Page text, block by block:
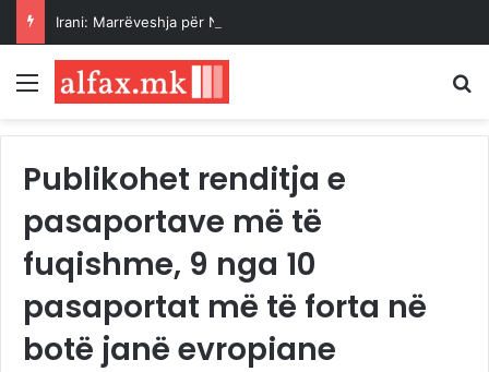
Menu
Publikohet renditja e
pasaportave më të
fuqishme, 9 nga 10
pasaportat më të forta në
botë janë evropiane